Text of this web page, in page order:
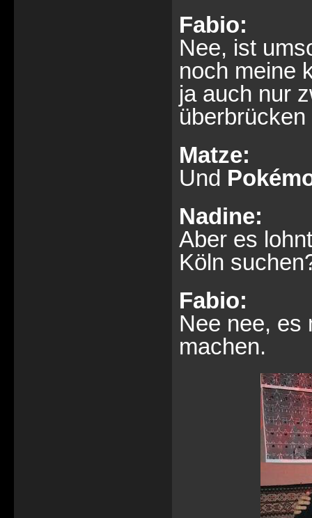
Fabio:
Nee, ist
noch meine
ja auch nur
Matze:
Und
Nadine:
Aber es
Köln
Fabio:
Nee nee, es
machen.